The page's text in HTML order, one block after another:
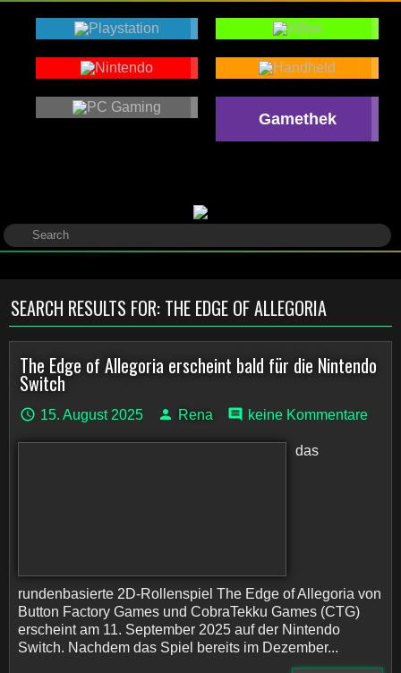
Gamethek
SEARCH RESULTS FOR: THE EDGE OF ALLEGORIA
The Edge of Allegoria erscheint bald für die Nintendo
Switch
15. August 2025 Rena keine Kommentare
das
rundenbasierte 2D-Rollenspiel The Edge of Allegoria von
Button Factory Games und CobraTekku Games (CTG)
erscheint am 11. September 2025 auf der Nintendo
Switch. Nachdem das Spiel bereits im Dezember...